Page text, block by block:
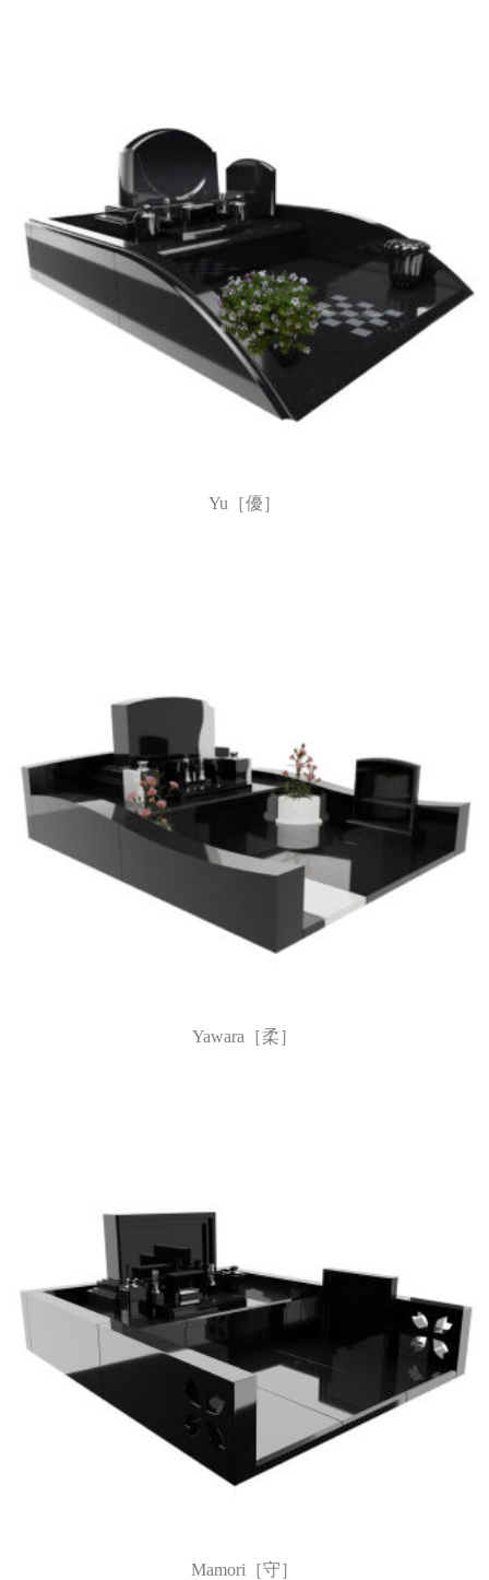
Yu［優］
Yawara［柔］
Mamori［守］